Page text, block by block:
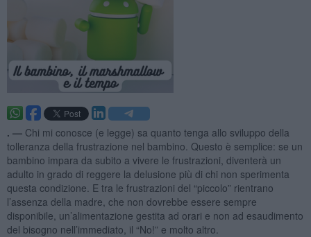
. — Chi mi conosce (e legge) sa quanto tenga allo sviluppo della
tolleranza della frustrazione nel bambino. Questo è semplice: se un
bambino impara da subito a vivere le frustrazioni, diventerà un
adulto in grado di reggere la delusione più di chi non sperimenta
questa condizione. E tra le frustrazioni del “piccolo” rientrano
l’assenza della madre, che non dovrebbe essere sempre
disponibile, un’alimentazione gestita ad orari e non ad esaudimento
del bisogno nell’immediato, il “No!” e molto altro.